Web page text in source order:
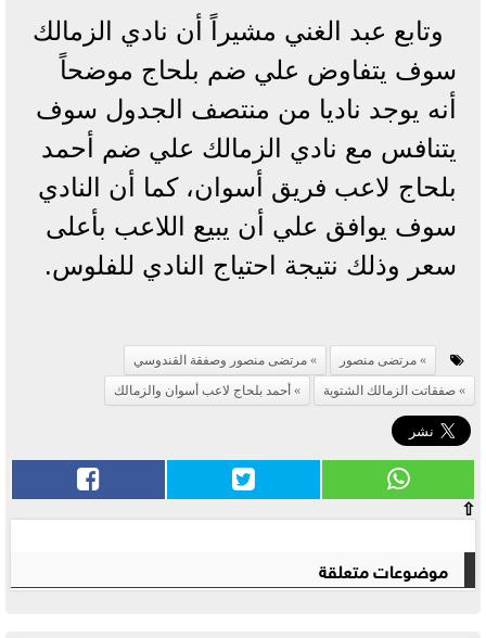
وتابع عبد الغني مشيراً أن نادي الزمالك
سوف يتفاوض علي ضم بلحاج موضحاً
أنه يوجد ناديا من منتصف الجدول سوف
يتنافس مع نادي الزمالك علي ضم أحمد
بلحاج لاعب فريق أسوان، كما أن النادي
سوف يوافق علي أن يبيع اللاعب بأعلى
سعر وذلك نتيجة احتياج النادي للفلوس.
مرتضى منصور
مرتضى منصور وصفقة القندوسي
صفقاتت الزمالك الشتوية
أحمد بلحاج لاعب أسوان والزمالك
⇧
موضوعات متعلقة